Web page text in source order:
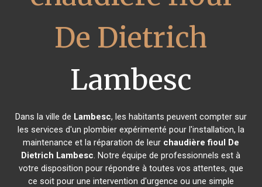
De Dietrich
Lambesc
Dans la ville de Lambesc, les habitants peuvent compter sur
les services d'un plombier expérimenté pour l'installation, la
maintenance et la réparation de leur chaudière fioul De
Dietrich Lambesc. Notre équipe de professionnels est à
votre disposition pour répondre à toutes vos attentes, que
ce soit pour une intervention d'urgence ou une simple